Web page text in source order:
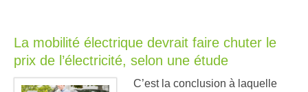
La mobilité électrique devrait faire chuter le
prix de l’électricité, selon une étude
C’est la conclusion à laquelle